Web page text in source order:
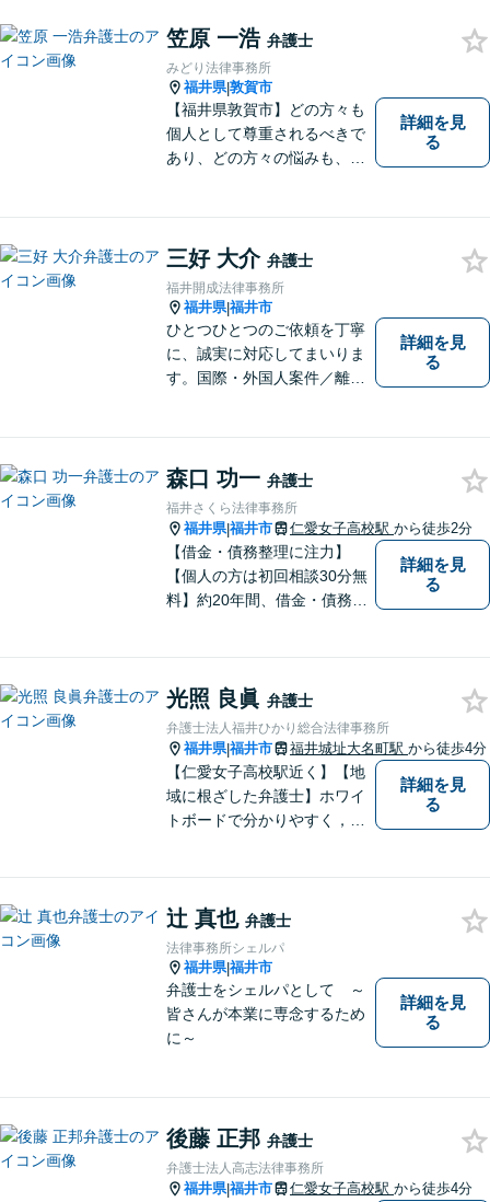
笠原 一浩 弁護士
みどり法律事務所
福井県|敦賀市
【福井県敦賀市】どの方々も
個人として尊重されるべきで
あり、どの方々の悩みも、そ
識の壁も越えて、解決が図ら
れる必要があります。
詳細を見
る
三好 大介 弁護士
福井開成法律事務所
福井県|福井市
ひとつひとつのご依頼を丁寧
に、誠実に対応してまいりま
す。国際・外国人案件／離
故／刑事弁護・犯罪被害者な
ど、幅広く対応可能。お気軽
にご相談ください。
詳細を見
る
森口 功一 弁護士
福井さくら法律事務所
福井県|福井市 仁愛女子高校駅 から徒歩2分
【借金・債務整理に注力】
【個人の方は初回相談30分無
料】約20年間、借金・債務整
務所にお越しください。経験
と信頼による手厚いサポート
をさせていただきます。
詳細を見
る
光照 良眞 弁護士
弁護士法人福井ひかり総合法律事務所
福井県|福井市 福井城址大名町駅 から徒歩4分
【仁愛女子高校駅近く】【地
域に根ざした弁護士】ホワイ
トボードで分かりやすく，納
幅広く対応可能。【明確な料
金体系】法律トラブルでお悩
むの方は、お気軽にご相談く
ださい。
詳細を見
る
辻 真也 弁護士
法律事務所シェルパ
福井県|福井市
弁護士をシェルパとして ～
皆さんが本業に専念するため
に～
詳細を見
る
後藤 正邦 弁護士
弁護士法人高志法律事務所
福井県|福井市 仁愛女子高校駅 から徒歩4分